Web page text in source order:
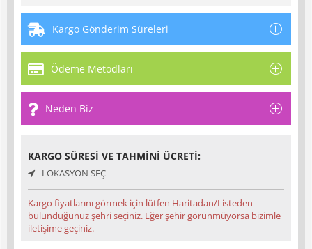
Kargo Gönderim Süreleri
Ödeme Metodları
Neden Biz
KARGO SÜRESI VE TAHMINI ÜCRETI:
LOKASYON SEÇ
Kargo fiyatlarını görmek için lütfen Haritadan/Listeden
bulunduğunuz şehri seçiniz. Eğer şehir görünmüyorsa bizimle
iletişime geçiniz.